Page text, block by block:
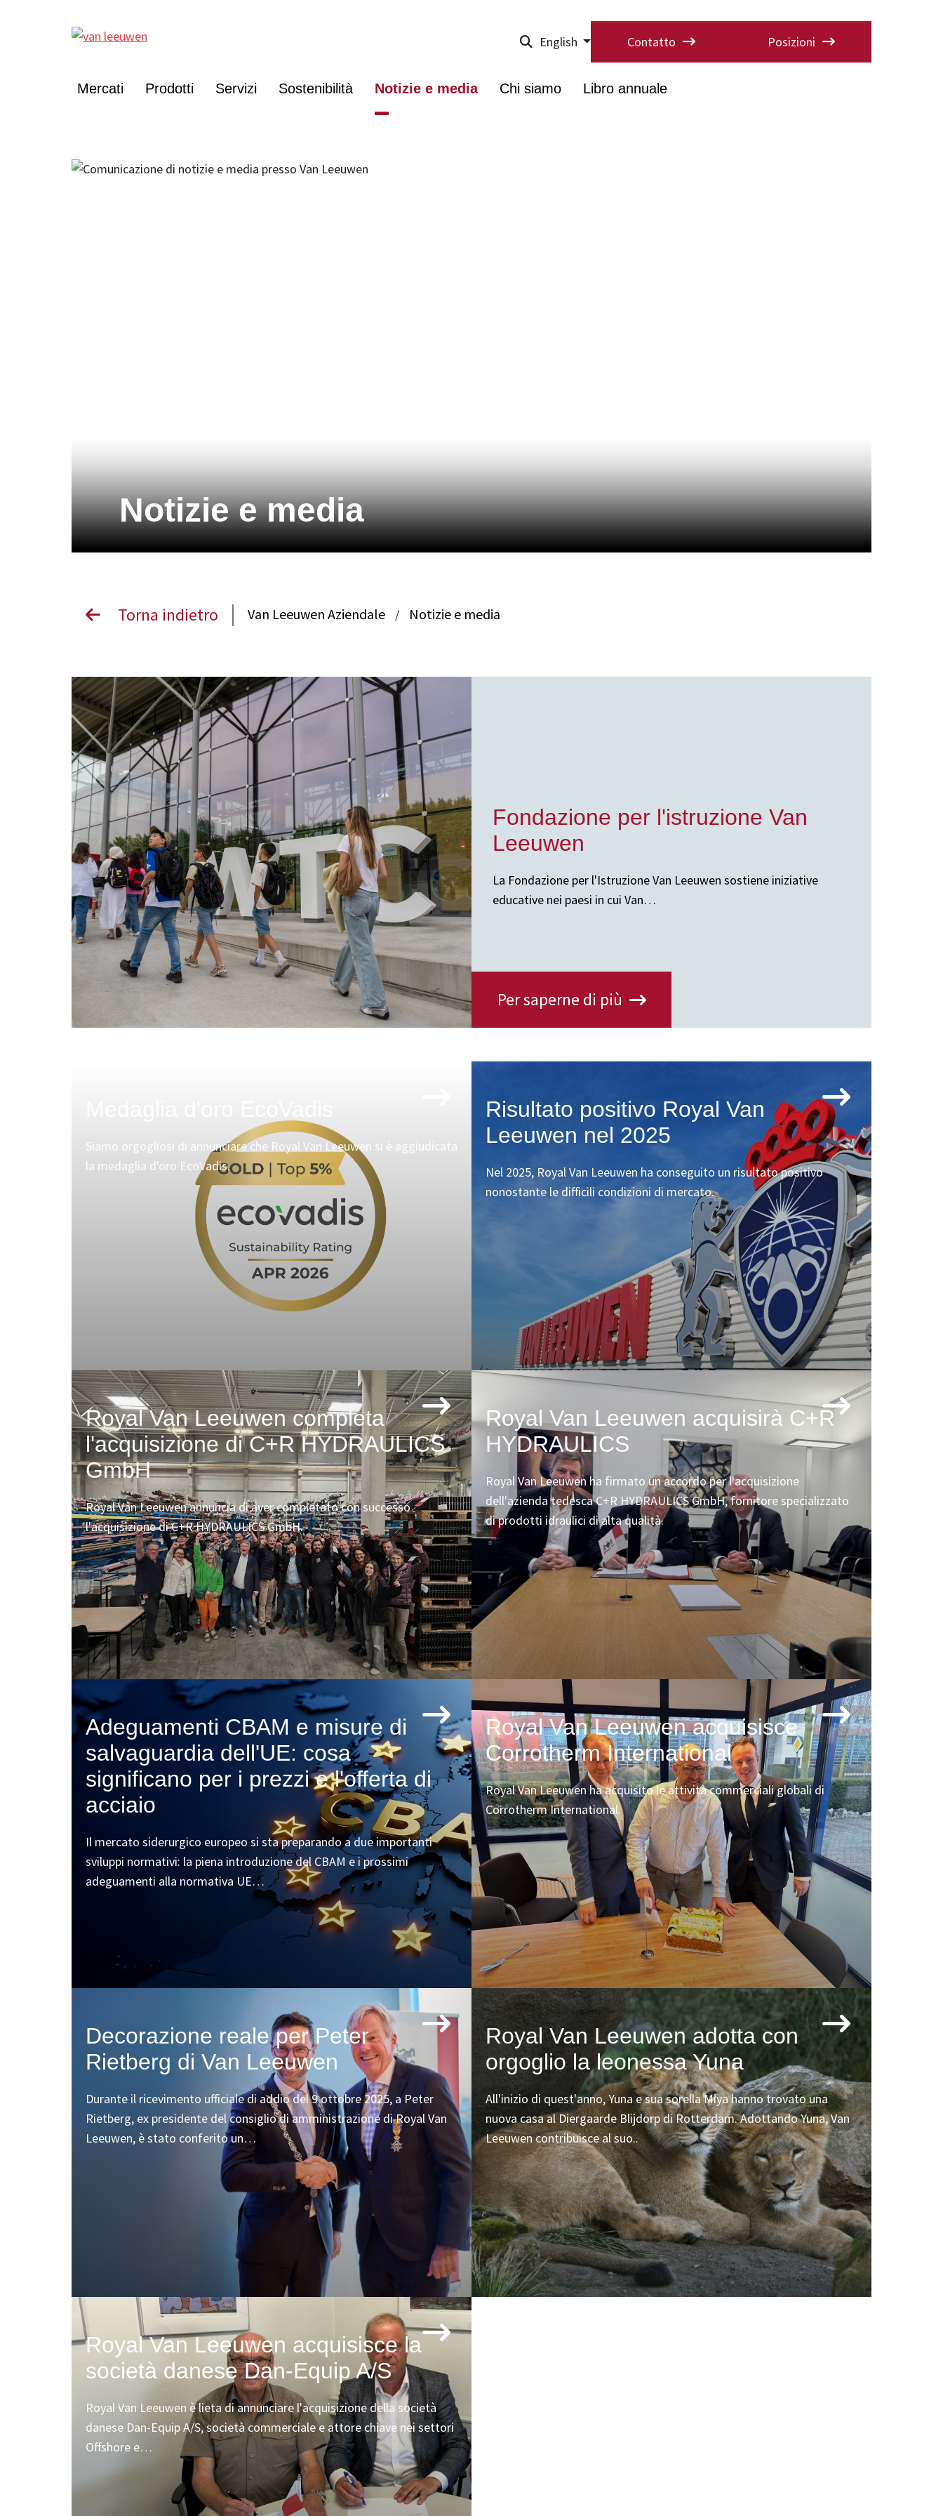
English Contatto Posizioni
Mercati Prodotti Servizi Sostenibilità Notizie e media Chi siamo Libro annuale
Notizie e media
Torna indietro Van Leeuwen Aziendale / Notizie e media
Fondazione per l'istruzione Van
Leeuwen
La Fondazione per l'Istruzione Van Leeuwen sostiene iniziative
educative nei paesi in cui Van…
Per saperne di più
Siamo orgogliosi di annunciare che Royal Van Leeuwen si è aggiudicata
la medaglia d'oro EcoVadis.
Risultato positivo Royal Van
Leeuwen nel 2025
Nel 2025, Royal Van Leeuwen ha conseguito un risultato positivo
nonostante le difficili condizioni di mercato.
Royal Van Leeuwen completa
l'acquisizione di C+R HYDRAULICS
GmbH
Royal Van Leeuwen annuncia di aver completato con successo
l'acquisizione di C+R HYDRAULICS GmbH.
Royal Van Leeuwen acquisirà C+R
HYDRAULICS
Royal Van Leeuwen ha firmato un accordo per l'acquisizione
dell'azienda tedesca C+R HYDRAULICS GmbH, fornitore specializzato
di prodotti idraulici di alta qualità.
Adeguamenti CBAM e misure di
salvaguardia dell'UE: cosa
significano per i prezzi e l'offerta di
acciaio
Il mercato siderurgico europeo si sta preparando a due importanti
sviluppi normativi: la piena introduzione del CBAM e i prossimi
adeguamenti alla normativa UE…
Royal Van Leeuwen acquisisce
Corrotherm International
Royal Van Leeuwen ha acquisito le attività commerciali globali di
Corrotherm International.
Decorazione reale per Peter
Rietberg di Van Leeuwen
Durante il ricevimento ufficiale di addio del 9 ottobre 2025, a Peter
Rietberg, ex presidente del consiglio di amministrazione di Royal Van
Leeuwen, è stato conferito un…
Royal Van Leeuwen adotta con
orgoglio la leonessa Yuna
All'inizio di quest'anno, Yuna e sua sorella Miya hanno trovato una
nuova casa al Diergaarde Blijdorp di Rotterdam. Adottando Yuna, Van
Leeuwen contribuisce al suo..
Royal Van Leeuwen acquisisce la
società danese Dan-Equip A/S
Royal Van Leeuwen è lieta di annunciare l'acquisizione della società
danese Dan-Equip A/S, società commerciale e attore chiave nei settori
Offshore e…